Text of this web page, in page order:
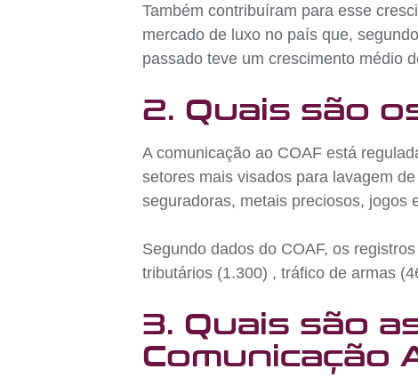
Também contribuíram para esse
mercado de luxo no país que,
passado teve um crescimento médio
2. Quais são
A comunicação ao COAF está
setores mais visados para lavagem
seguradoras, metais preciosos, jogos
Segundo dados do COAF, os
tributários (1.300) , tráfico de armas
3. Quais são
Comunicação